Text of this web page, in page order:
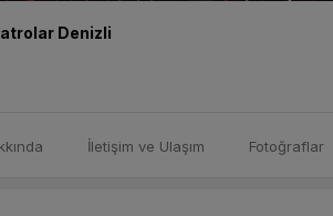
Denizli
İletişim ve Ulaşım Fotoğraflar